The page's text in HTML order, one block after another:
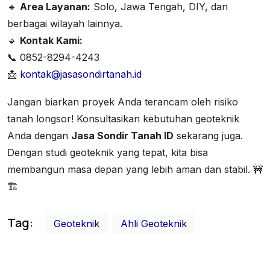
🔹 Area Layanan: Solo, Jawa Tengah, DIY, dan
berbagai wilayah lainnya.
🔹 Kontak Kami:
📞 0852-8294-4243
📩 kontak@jasasondirtanah.id
Jangan biarkan proyek Anda terancam oleh risiko
tanah longsor! Konsultasikan kebutuhan geoteknik
Anda dengan Jasa Sondir Tanah ID sekarang juga.
Dengan studi geoteknik yang tepat, kita bisa
membangun masa depan yang lebih aman dan stabil. 🚧
🏗️
Tag: Geoteknik Ahli Geoteknik